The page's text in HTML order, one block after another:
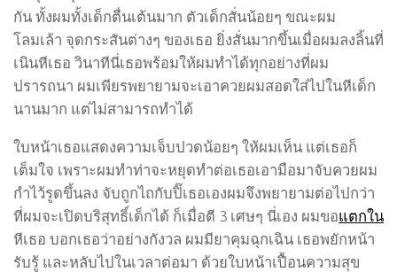
กัน ทั้งผมทั้งเด็กตื่นเต้นมาก ตัวเด็กสั่นน้อยๆ ขณะผม
โลมเล้า จุดกระสันต่างๆ ของเธอ ยิ่งสั่นมากขึ้นเมื่อผมลงลิ้นที่
เนินหีเธอ วินาทีนี่เธอพร้อมให้ผมทำได้ทุกอย่างที่ผม
ปรารถนา ผมเพียรพยายามจะเอาควยผมสอดใส่ไปในหีเด็ก
นานมาก แต่ไม่สามารถทำได้
ใบหน้าเธอแสดงความเจ็บปวดน้อยๆ ให้ผมเห็น แต่เธอก็
เต็มใจ เพราะผมทำท่าจะหยุดทำต่อเธอเอามือมาจับควยผม
กำไว้รูดขึ้นลง จับถูกไถกับปิ๊เธอเองผมจึงพยายามต่อไปกว่า
ที่ผมจะเปิดบริสุทธิ์เด็กได้ ก็เมื่อตี 3 เศษๆ นี่เอง ผมขอแตกใน
หีเธอ บอกเธอว่าอย่างกังวล ผมมียาคุมฉุกเฉิน เธอพยักหน้า
รับรู้ และหลับไปในเวลาต่อมา ด้วยใบหน้าเปื้อนความสุข